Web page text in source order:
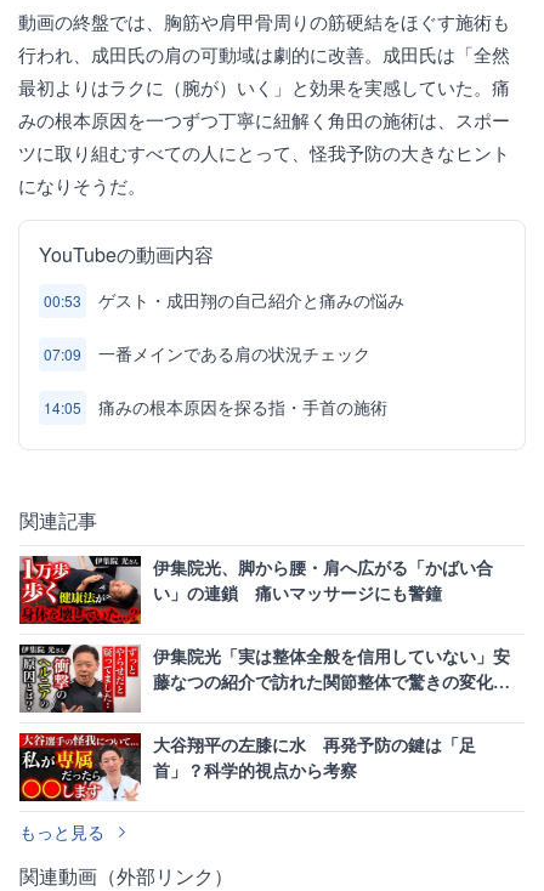
動画の終盤では、胸筋や肩甲骨周りの筋硬結をほぐす施術も
行われ、成田氏の肩の可動域は劇的に改善。成田氏は「全然
最初よりはラクに（腕が）いく」と効果を実感していた。痛
みの根本原因を一つずつ丁寧に紐解く角田の施術は、スポー
ツに取り組むすべての人にとって、怪我予防の大きなヒント
になりそうだ。
YouTubeの動画内容
00:53 ゲスト・成田翔の自己紹介と痛みの悩み
07:09 一番メインである肩の状況チェック
14:05 痛みの根本原因を探る指・手首の施術
関連記事
伊集院光、脚から腰・肩へ広がる「かばい合
い」の連鎖 痛いマッサージにも警鐘
伊集院光「実は整体全般を信用していない」安
藤なつの紹介で訪れた関節整体で驚きの変化を
大谷翔平の左膝に水 再発予防の鍵は「足
首」？科学的視点から考察
もっと見る
関連動画（外部リンク）